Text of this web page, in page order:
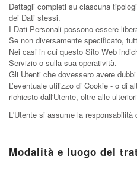
Dettagli completi su ciascuna
dei Dati stessi.
I Dati Personali possono essere
Se non diversamente specificato,
Nei casi in cui questo Sito Web
Servizio o sulla sua operatività.
Gli Utenti che dovessero avere
L’eventuale utilizzo di Cookie - o di
richiesto dall'Utente, oltre alle
L'Utente si assume la
Modalità e luogo del